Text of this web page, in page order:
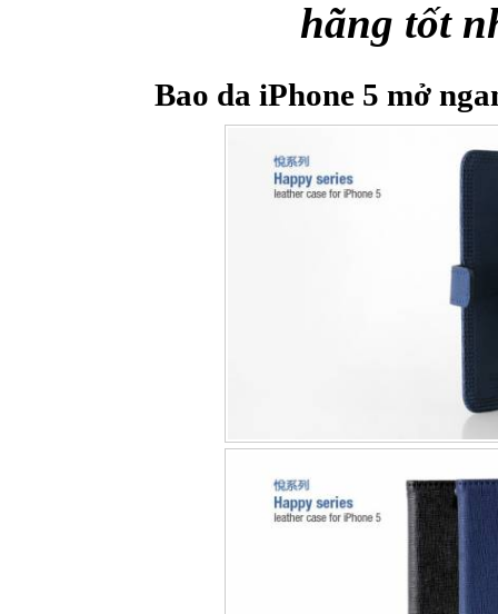
Bao da
hãng tốt
Bao da iPhone 5 mở